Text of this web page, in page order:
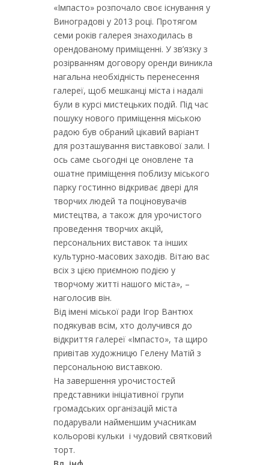
«Імпасто» розпочало своє існування у
Виноградові у 2013 році. Протягом
семи років галерея знаходилась в
орендованому приміщенні. У зв’язку з
розірванням договору оренди виникла
нагальна необхідність перенесення
галереї, щоб мешканці міста і надалі
були в курсі мистецьких подій. Під час
пошуку нового приміщення міською
радою був обраний цікавий варіант
для розташування виставкової зали. І
ось саме сьогодні це оновлене та
ошатне приміщення поблизу міського
парку гостинно відкриває двері для
творчих людей та поціновувачів
мистецтва, а також для урочистого
проведення творчих акцій,
персональних виставок та інших
культурно-масових заходів. Вітаю вас
всіх з цією приємною подією у
творчому житті нашого міста», –
наголосив він.
Від імені міської ради Ігор Вантюх
подякував всім, хто долучився до
відкриття галереї «Імпасто», та щиро
привітав художницю Гелену Матій з
персональною виставкою.
На завершення урочистостей
представники ініціативної групи
громадських організацій міста
подарували найменшим учасникам
кольорові кульки і чудовий святковий
торт.